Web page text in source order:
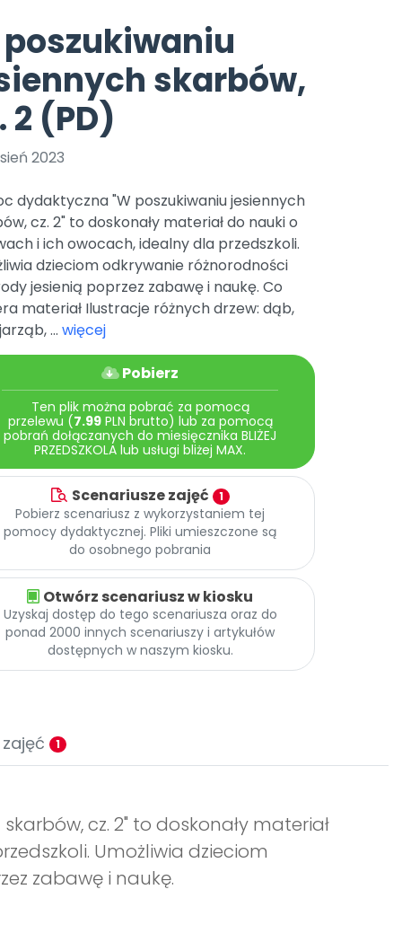
Archiwalne numery
Pomoc
Nowości
czerwca 2024 r. uzyskała
r. Nr decyzji:
Online.
Pomoc zwierzętom
Książka (dla) Przedszkolaka
Promowanie czytelnictwa
TikTok
Zobacz nas na TikToku
YouTube
Filmy edukacyjne
poszukiwaniu
skarbów,
2 (PD)
2023
dydaktyczna "W poszukiwaniu jesiennych
cz. 2" to doskonały materiał do nauki o
i ich owocach, idealny dla przedszkoli.
dzieciom odkrywanie różnorodności
jesienią poprzez zabawę i naukę. Co
materiał Ilustracje różnych drzew: dąb,
... więcej
Pobierz
Ten plik można pobrać za pomocą
przelewu (7.99PLN brutto) lub za pomocą
pobrań dołączanych do miesięcznika BLIŻEJ
PRZEDSZKOLA lub usługi bliżej MAX.
Scenariusze zajęć 1
Pobierz scenariusz z wykorzystaniem tej
pomocy dydaktycznej. Pliki umieszczone są
do osobnego pobrania
Otwórz scenariusz w kiosku
Uzyskaj dostęp do tego scenariusza oraz do
ponad 2000 innych scenariuszy i artykułów
dostępnych w naszym kiosku.
1
cz. 2" to doskonały materiał
Umożliwia dzieciom
zabawę i naukę.